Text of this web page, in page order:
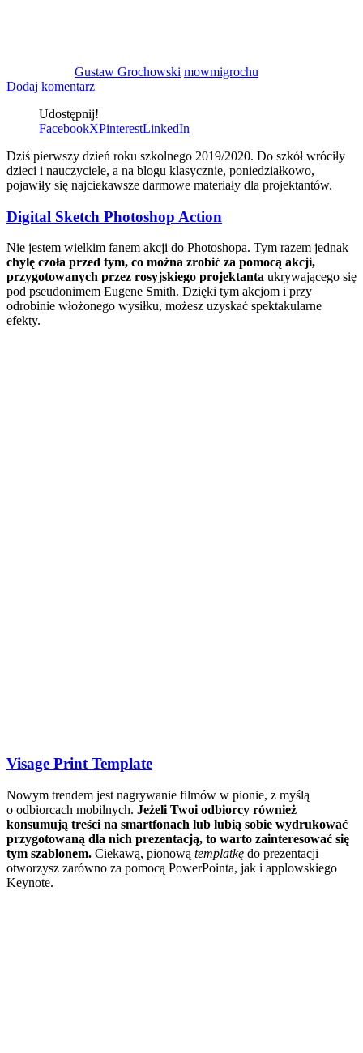
Gustaw Grochowski mowmigrochu
Dodaj komentarz
Udostępnij!
FacebookXPinterestLinkedIn
Dziś pierwszy dzień roku szkolnego 2019/2020. Do szkół wróciły
dzieci i nauczyciele, a na blogu klasycznie, poniedziałkowo,
pojawiły się najciekawsze darmowe materiały dla projektantów.
Digital Sketch Photoshop Action
Nie jestem wielkim fanem akcji do Photoshopa. Tym razem jednak
chylę czoła przed tym, co można zrobić za pomocą akcji,
przygotowanych przez rosyjskiego projektanta ukrywającego się
pod pseudonimem Eugene Smith. Dzięki tym akcjom i przy
odrobinie włożonego wysiłku, możesz uzyskać spektakularne
efekty.
Visage Print Template
Nowym trendem jest nagrywanie filmów w pionie, z myślą
o odbiorcach mobilnych. Jeżeli Twoi odbiorcy również
konsumują treści na smartfonach lub lubią sobie wydrukować
przygotowaną dla nich prezentacją, to warto zainteresować się
tym szablonem. Ciekawą, pionową templatkę do prezentacji
otworzysz zarówno za pomocą PowerPointa, jak i applowskiego
Keynote.